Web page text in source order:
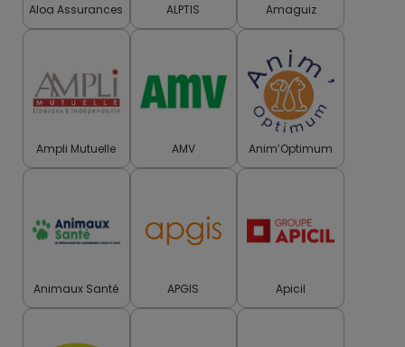
Aloa Assurances ALPTIS Amaguiz
Ampli Mutuelle AMV Anim’Optimum
Animaux Santé APGIS Apicil